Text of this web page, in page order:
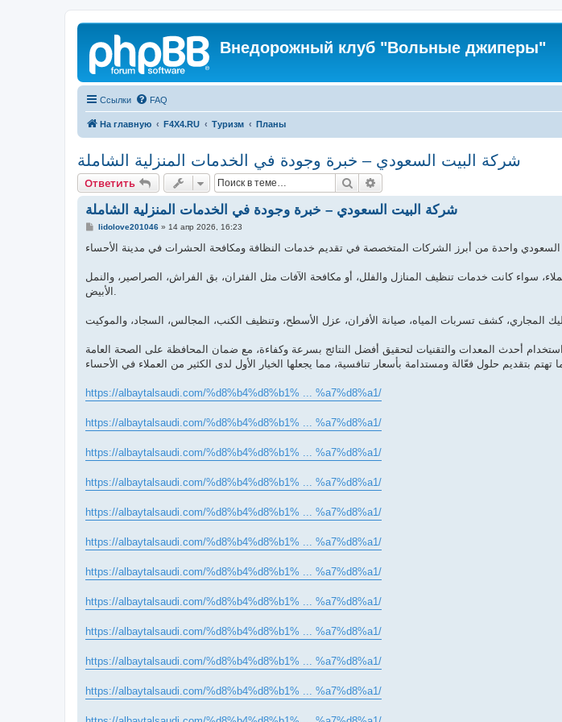
Внедорожный клуб "Вольные джиперы"
Ссылки FAQ
На главную F4X4.RU Туризм Планы
شركة البيت السعودي – خبرة وجودة في الخدمات المنزلية الشاملة
Ответить Поиск
شركة البيت السعودي – خبرة وجودة في الخدمات المنزلية الشاملة
С
б
н
и
lidolove201046» 14 апр 2026, 16:23
سواء كانت خدمات تنظيف المنازل والفلل، أو مكافحة الآفات مثل الفئران، بق الفراش، الصراصير، والنمل
الأبيض.
أحدث المعدات والتقنيات لتحقيق أفضل النتائج بسرعة وكفاءة، مع ضمان المحافظة على الصحة العامة
https://albaytalsaudi.com/%d8%b4%d8%b1% ... %a7%d8%a1/
https://albaytalsaudi.com/%d8%b4%d8%b1% ... %a7%d8%a1/
https://albaytalsaudi.com/%d8%b4%d8%b1% ... %a7%d8%a1/
https://albaytalsaudi.com/%d8%b4%d8%b1% ... %a7%d8%a1/
https://albaytalsaudi.com/%d8%b4%d8%b1% ... %a7%d8%a1/
https://albaytalsaudi.com/%d8%b4%d8%b1% ... %a7%d8%a1/
https://albaytalsaudi.com/%d8%b4%d8%b1% ... %a7%d8%a1/
https://albaytalsaudi.com/%d8%b4%d8%b1% ... %a7%d8%a1/
https://albaytalsaudi.com/%d8%b4%d8%b1% ... %a7%d8%a1/
https://albaytalsaudi.com/%d8%b4%d8%b1% ... %a7%d8%a1/
https://albaytalsaudi.com/%d8%b4%d8%b1% ... %a7%d8%a1/